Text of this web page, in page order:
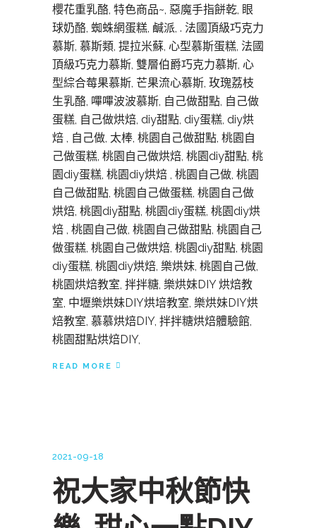
櫻花重乳酪, 特色商品~, 惡魔手指餅乾, 眼
球奶酪, 蜘蛛網蛋糕, 鹹派, . 法國頂級巧克力
慕斯, 慕斯類, 提拉米蘇, 心型慕斯蛋糕, 法國
頂級巧克力慕斯, 雙層伯爵巧克力慕斯, 心
型綜合莓果慕斯, 芒果流心慕斯, 玫瑰荔枝
生乳酪, 嗶嗶波波慕斯, 自己做甜點, 自己做
蛋糕, 自己做烘焙, diy甜點, diy蛋糕, diy烘
焙 , 自己做, 太棒, 桃園自己做甜點, 桃園自
己做蛋糕, 桃園自己做烘焙, 桃園diy甜點, 桃
園diy蛋糕, 桃園diy烘焙 , 桃園自己做, 桃園
自己做甜點, 桃園自己做蛋糕, 桃園自己做
烘焙, 桃園diy甜點, 桃園diy蛋糕, 桃園diy烘
焙 , 桃園自己做, 桃園自己做甜點, 桃園自己
做蛋糕, 桃園自己做烘焙, 桃園diy甜點, 桃園
diy蛋糕, 桃園diy烘焙, 樂烘妹, 桃園自己做,
桃園烘焙教室, 拌拌糖, 樂烘妹DIY 烘焙教
室, 中壢樂烘妹DIY烘培教室, 樂烘妹DIY烘
焙教室, 慕慕烘焙DIY, 拌拌糖烘焙體驗館,
桃園甜點烘焙DIY,
READ MORE
2021-09-18
祝大家中秋節快